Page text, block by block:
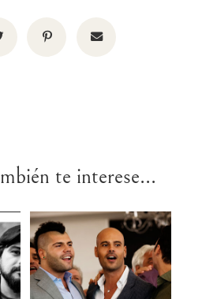
te interese...